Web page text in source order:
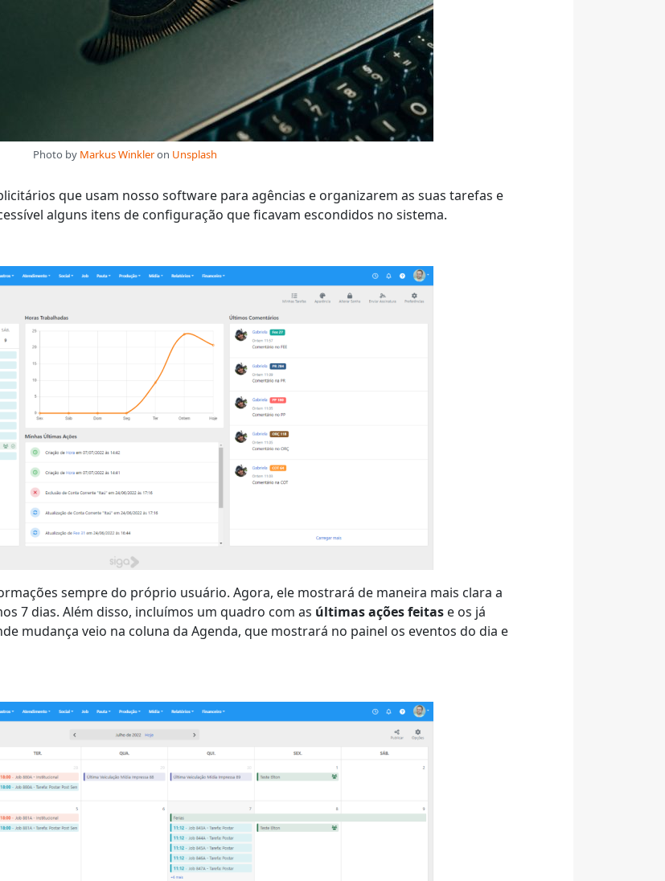
Photo by Markus Winkleron Unsplash
que usam nosso software para agências e organizarem as suas tarefas e
alguns itens de configuração que ficavam escondidos no sistema.
sempre do próprio usuário. Agora, ele mostrará de maneira mais clara a
7 dias. Além disso, incluímos um quadro com as últimas ações feitas e os já
mudança veio na coluna da Agenda, que mostrará no painel os eventos do dia e